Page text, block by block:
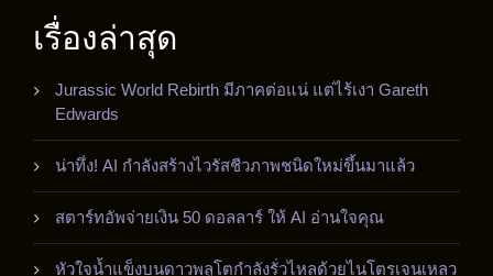
เรื่องล่าสุด
Jurassic World Rebirth มีภาคต่อแน่ แต่ไร้เงา Gareth
Edwards
น่าทึ่ง! AI กำลังสร้างไวรัสชีวภาพชนิดใหม่ขึ้นมาแล้ว
สตาร์ทอัพจ่ายเงิน 50 ดอลลาร์ ให้ AI อ่านใจคุณ
หัวใจน้ำแข็งบนดาวพลูโตกำลังรั่วไหลด้วยไนโตรเจนเหลว